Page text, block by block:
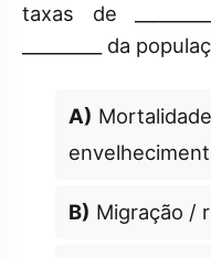
taxas de
_________ da
A)
B) Migração /